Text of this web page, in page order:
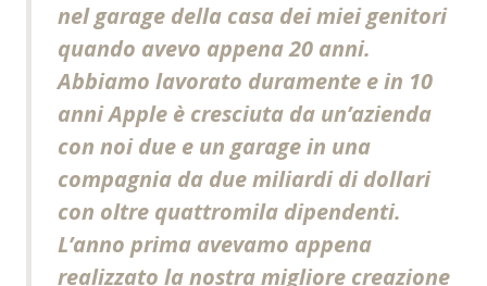
nel garage della casa dei miei genitori
quando avevo appena 20 anni.
Abbiamo lavorato duramente e in 10
anni Apple è cresciuta da un’azienda
con noi due e un garage in una
compagnia da due miliardi di dollari
con oltre quattromila dipendenti.
L’anno prima avevamo appena
realizzato la nostra migliore creazione